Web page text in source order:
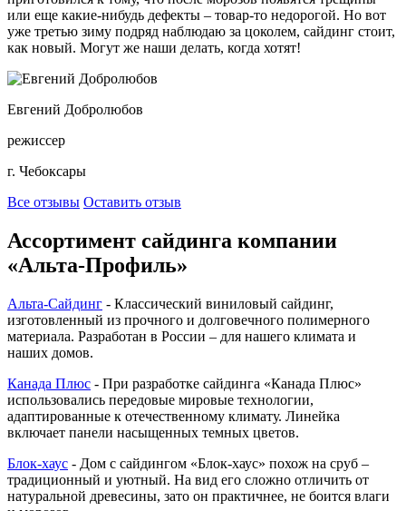
или еще какие-нибудь дефекты – товар-то недорогой. Но вот
уже третью зиму подряд наблюдаю за цоколем, сайдинг стоит,
как новый. Могут же наши делать, когда хотят!
Евгений Добролюбов
режиссер
г. Чебоксары
Все отзывы Оставить отзыв
Ассортимент сайдинга компании
«Альта-Профиль»
Альта-Сайдинг - Классический виниловый сайдинг,
изготовленный из прочного и долговечного полимерного
материала. Разработан в России – для нашего климата и
наших домов.
Канада Плюс - При разработке сайдинга «Канада Плюс»
использовались передовые мировые технологии,
адаптированные к отечественному климату. Линейка
включает панели насыщенных темных цветов.
Блок-хаус - Дом с сайдингом «Блок-хаус» похож на сруб –
традиционный и уютный. На вид его сложно отличить от
натуральной древесины, зато он практичнее, не боится влаги